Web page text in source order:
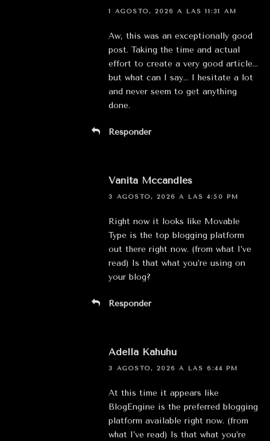
1 AGOSTO, 2026 A LAS 11:31 AM
Aw, this was an exceptionally good
post. Taking the time and actual
effort to create a very good article…
but what can I say… I hesitate a lot
and never seem to get anything
done.
Responder
Vanita Mccandles
3 AGOSTO, 2026 A LAS 4:50 PM
Right now it looks like Movable
Type is the top blogging platform
out there right now. (from what I’ve
read) Is that what you’re using on
your blog?
Responder
Adella Kahuhu
3 AGOSTO, 2026 A LAS 6:44 PM
At this time it appears like
BlogEngine is the preferred blogging
platform available right now. (from
what I’ve read) Is that what you’re